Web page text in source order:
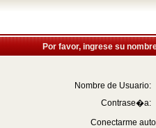
Por favor, ingrese su
Nombre de Usuario:
Contrase�a:
Conectarme